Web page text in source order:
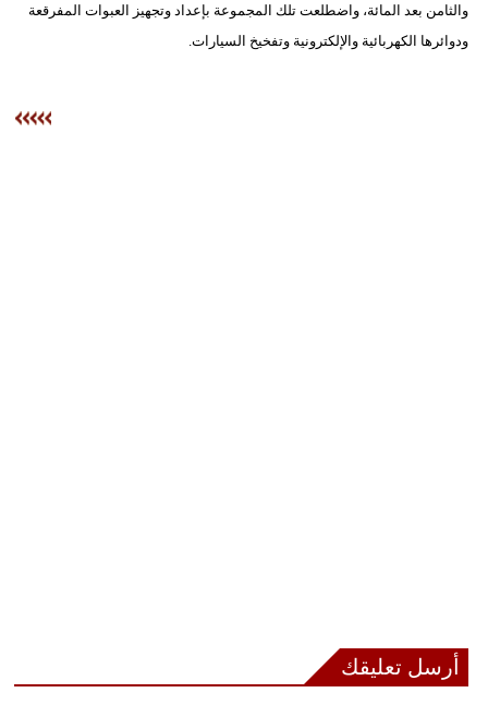
والثامن بعد المائة، واضطلعت تلك المجموعة بإعداد وتجهيز العبوات المفرقعة
ودوائرها الكهربائية والإلكترونية وتفخيخ السيارات.
أرسل تعليقك